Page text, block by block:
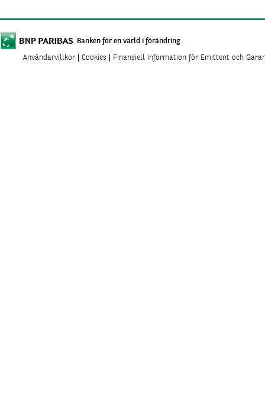
Banken för en värld i förändring
Användarvillkor Cookies Finansiell information för Emittent och